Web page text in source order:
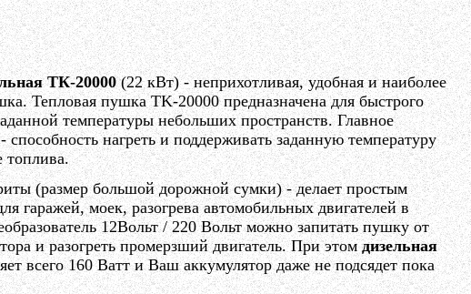
ТК-20000(22 кВт) - неприхотливая, удобная и наиболее
Тепловая пушка TK-20000 предназначена для быстрого
температуры небольших пространств. Главное
способность нагреть и поддерживать заданную температуру
топлива.
(размер большой дорожной сумки) - делает простым
гаражей, моек, разогрева автомобильных двигателей в
12Вольт / 220 Вольт можно запитать пушку от
и разогреть промерзший двигатель. При этомдизельная
всего 160 Ватт и Ваш аккумулятор даже не подсядет пока